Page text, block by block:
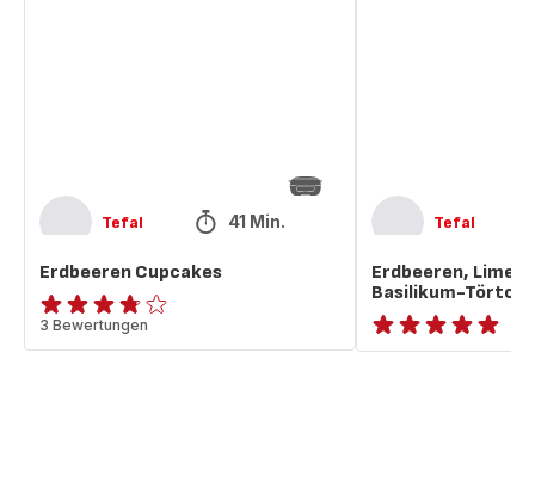
Tefal 41 Min.
Erdbeeren Cupcakes
ratings.3.7
3 Bewertungen
Tefal
Erdbeeren,
Basilikum-
ratings.NaN